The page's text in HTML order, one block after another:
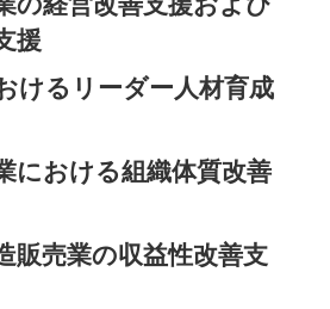
援
けるリーダー人材育成
における組織体質改善
販売業の収益性改善支